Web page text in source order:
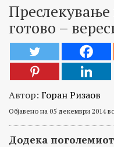
Преслекување
готово –
Автор: Горан Ризаов
Објавено на 05 декември 2014
Додека